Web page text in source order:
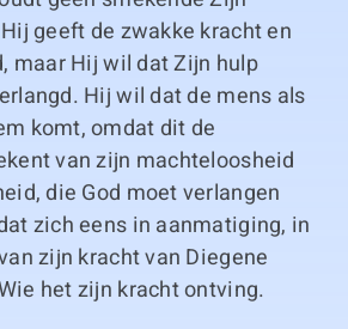
geeft de zwakke kracht en
maar Hij wil dat Zijn hulp
Hij wil dat de mens als
komt, omdat dit de
van zijn machteloosheid
die God moet verlangen
zich eens in aanmatiging, in
zijn kracht van Diegene
het zijn kracht ontving.